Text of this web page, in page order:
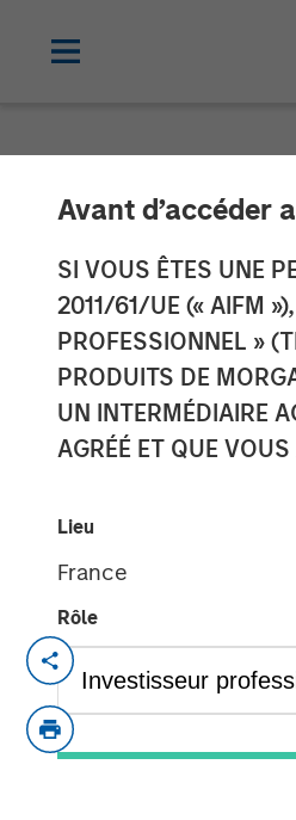
Avant d’accéder
SI VOUS ÊTES UNE
2011/61/UE (« AIFM
PROFESSIONNEL »
PRODUITS DE
UN INTERMÉDIAIRE
AGRÉÉ ET QUE
Lieu
France
Rôle
Initial
NEW YORK —
Morgan
it has filed